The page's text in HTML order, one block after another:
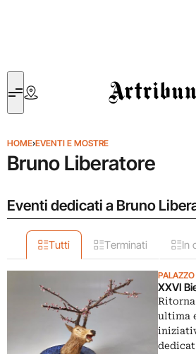
Artribune
HOME›EVENTI E MOSTRE
Bruno Liberatore
Eventi dedicati a Bruno
Tutti Terminati In
XXVI
ultima